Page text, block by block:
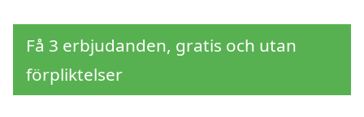
Få 3 erbjudanden, gratis och utan
förpliktelser